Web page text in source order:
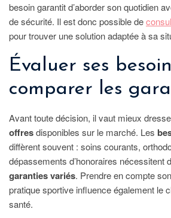
besoin garantit d’aborder son quotidien
de sécurité. Il est donc possible de
pour trouver une solution adaptée à sa
Évaluer ses
comparer les
Avant toute décision, il vaut mieux
offresdisponibles sur le marché. Les
diffèrent souvent : soins courants,
dépassements d’honoraires nécessitent
garanties variés. Prendre en compte
pratique sportive influence également le
santé.